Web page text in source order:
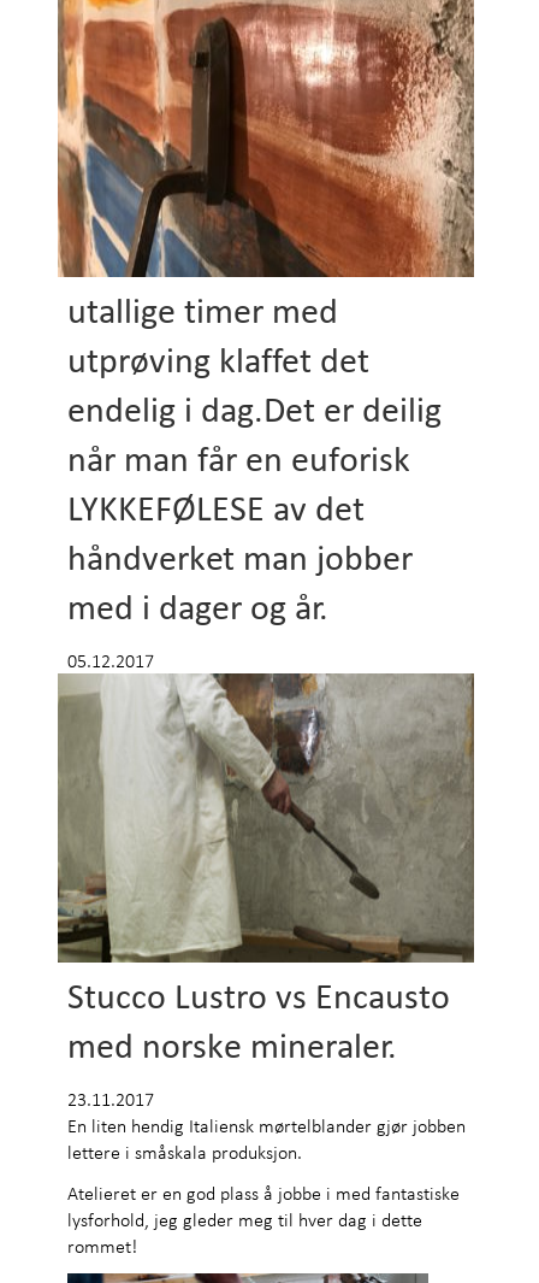
utallige timer med
utprøving klaffet det
endelig i dag.Det er deilig
når man får en euforisk
LYKKEFØLESE av det
håndverket man jobber
med i dager og år.
05.12.2017
Stucco Lustro vs Encausto
med norske mineraler.
23.11.2017
En liten hendig Italiensk mørtelblander gjør jobben
lettere i småskala produksjon.
Atelieret er en god plass å jobbe i med fantastiske
lysforhold, jeg gleder meg til hver dag i dette
rommet!